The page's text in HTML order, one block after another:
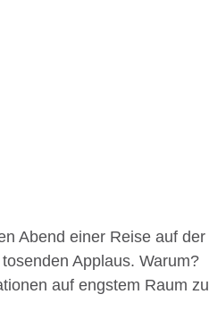
Abend einer Reise auf der
Applaus. Warum?
auf engstem Raum zu